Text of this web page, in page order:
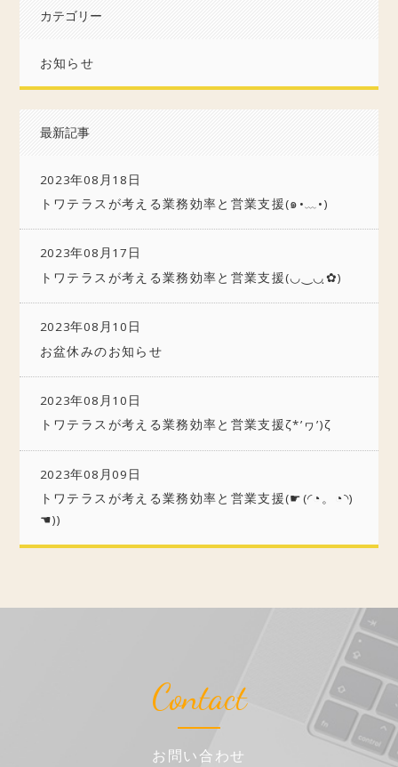
カテゴリー
お知らせ
最新記事
2023年08月18日
トワテラスが考える業務効率と営業支援(๑•﹏•)
2023年08月17日
トワテラスが考える業務効率と営業支援(◡‿◡ฺ✿)
2023年08月10日
お盆休みのお知らせ
2023年08月10日
トワテラスが考える業務効率と営業支援ζ*’ヮ’)ζ
2023年08月09日
トワテラスが考える業務効率と営業支援(☛(◜◔。◔◝)
☚))
Contact
お問い合わせ